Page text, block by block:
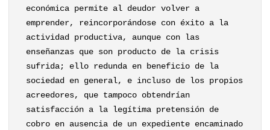
económica permite al deudor volver a
emprender, reincorporándose con éxito a la
actividad productiva, aunque con las
enseñanzas que son producto de la crisis
sufrida; ello redunda en beneficio de la
sociedad en general, e incluso de los propios
acreedores, que tampoco obtendrían
satisfacción a la legítima pretensión de
cobro en ausencia de un expediente encaminado